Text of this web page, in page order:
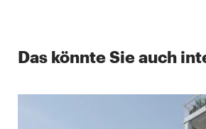
Das könnte Sie auch